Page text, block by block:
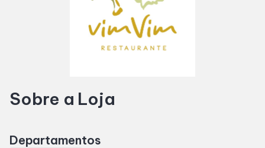
Entretenimento
Sobre a Loja
Departamentos